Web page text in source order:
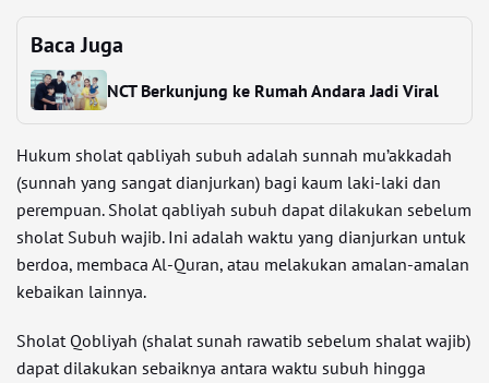
Baca Juga
NCT Berkunjung ke Rumah Andara Jadi Viral
Hukum sholat qabliyah subuh adalah sunnah mu’akkadah
(sunnah yang sangat dianjurkan) bagi kaum laki-laki dan
perempuan. Sholat qabliyah subuh dapat dilakukan sebelum
sholat Subuh wajib. Ini adalah waktu yang dianjurkan untuk
berdoa, membaca Al-Quran, atau melakukan amalan-amalan
kebaikan lainnya.
Sholat Qobliyah (shalat sunah rawatib sebelum shalat wajib)
dapat dilakukan sebaiknya antara waktu subuh hingga